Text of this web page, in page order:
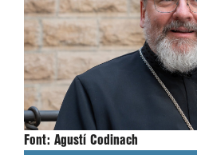
Font: Agustí Codinach